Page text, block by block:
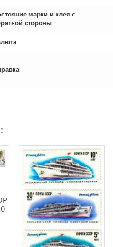
марки и клея с
стороны